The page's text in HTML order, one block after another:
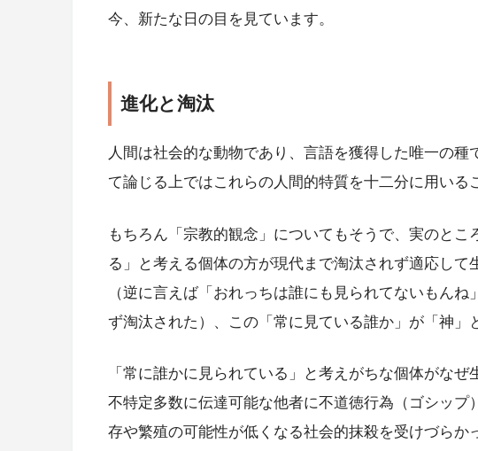
今、新たな日の目を見ています。
進化と淘汰
人間は社会的な動物であり、言語を獲得した唯一の
て論じる上ではこれらの人間的特質を十二分に用いる
もちろん「宗教的観念」についてもそうで、実のと
る」と考える個体の方が現代まで淘汰されず適応し
（逆に言えば「おれっちは誰にも見られてないもん
ず淘汰された）、この「常に見ている誰か」が「神」
「常に誰かに見られている」と考えがちな個体がな
不特定多数に伝達可能な他者に不道徳行為（ゴシップ
存や繁殖の可能性が低くなる社会的抹殺を受けづらか